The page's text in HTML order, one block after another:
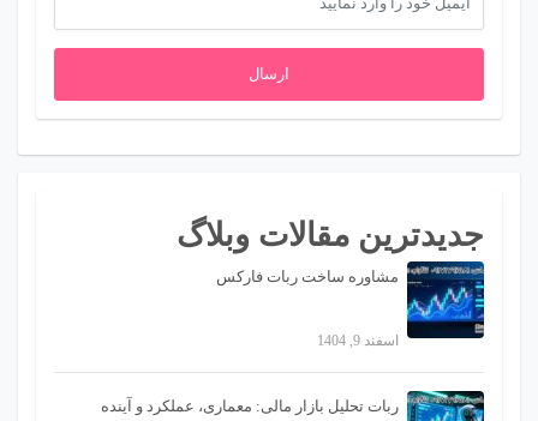
ارسال
جدیدترین مقالات وبلاگ
مشاوره ساخت ربات فارکس
اسفند 9, 1404
ربات تحلیل بازار مالی: معماری، عملکرد و آینده